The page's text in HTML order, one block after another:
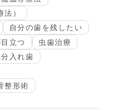
）
自分の歯を残したい
立つ
虫歯治療
入れ歯
整形術